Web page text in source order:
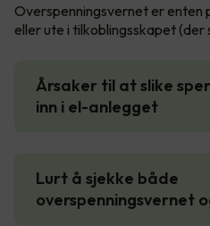
Overspenningsvernet er enten
eller ute i tilkoblingsskapet
Årsaker til at slike
inn i el-anlegget
Lurt å sjekke både
overspenningsvernet